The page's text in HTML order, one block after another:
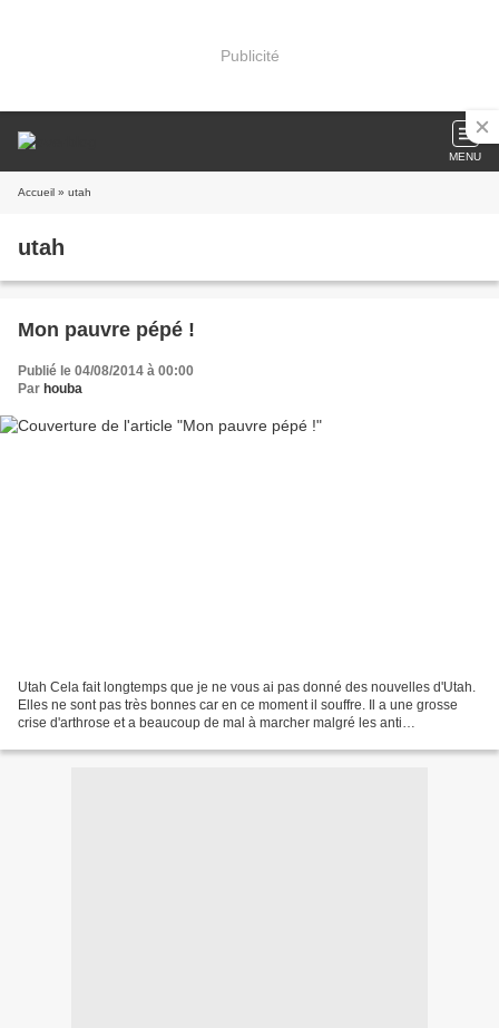
Publicité
MENU
Accueil » utah
utah
Mon pauvre pépé !
Publié le 04/08/2014 à 00:00
Par houba
Utah Cela fait longtemps que je ne vous ai pas donné des nouvelles d'Utah.
Elles ne sont pas très bonnes car en ce moment il souffre. Il a une grosse
crise d'arthrose et a beaucoup de mal à marcher malgré les anti